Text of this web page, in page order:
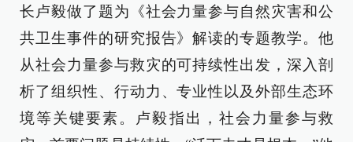
长卢毅做了题为《社会力量参与自然灾害和公
共卫生事件的研究报告》解读的专题教学。他
从社会力量参与救灾的可持续性出发，深入剖
析了组织性、行动力、专业性以及外部生态环
境等关键要素。卢毅指出，社会力量参与救